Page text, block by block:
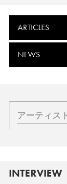
ARTICLES
NEWS
INTERVIEW